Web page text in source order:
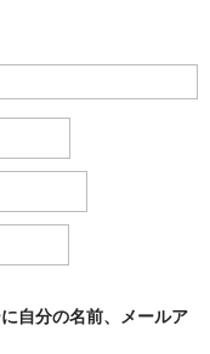
自分の名前、メールア